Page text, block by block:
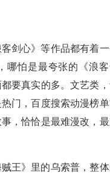
剑心》等作品都有着
哪怕是最夸张的《浪
要真实的多。文艺类
门，百度搜索动漫榜
，恰恰是最难漫改，
王》里的乌索普，整